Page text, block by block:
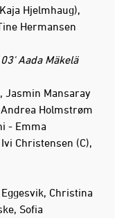
Hjelmhaug),
Hermansen
Aada Mäkelä
Jasmin Mansaray
Holmstrøm
- Emma
Christensen (C),
Christina
Sofia